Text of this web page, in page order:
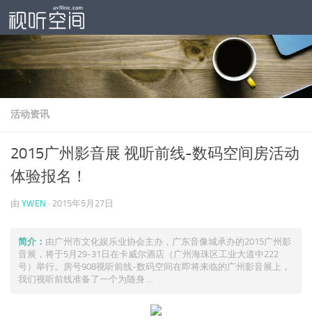
跳至内容
活动资讯
2015广州影音展 视听前线-数码空间房活动
体验报名！
由 YWEN · 2015年5月27日
简介： 由广州市文化娱乐业协会主办，广东音像城承办的2015广州影
音展，将于5月29-31日在卡威尔酒店（广州海珠区工业大道中222
号）举行。房号908视听前线-数码空间在即将来临的广州影音展上，
我们视听前线准备了一个为随身 ...